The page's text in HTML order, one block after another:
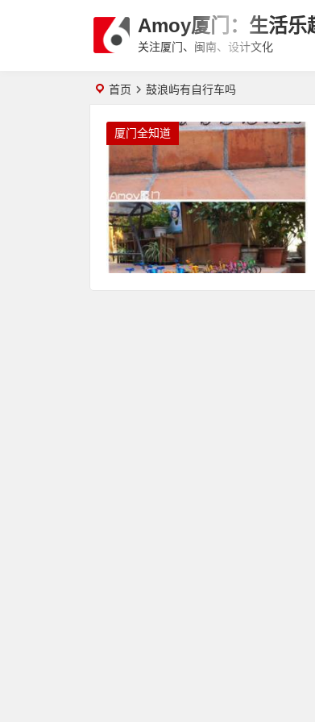
Amoy厦门：生活乐
关注厦门、闽南、设计文化
首页 鼓浪屿有自行车吗
厦门全知道